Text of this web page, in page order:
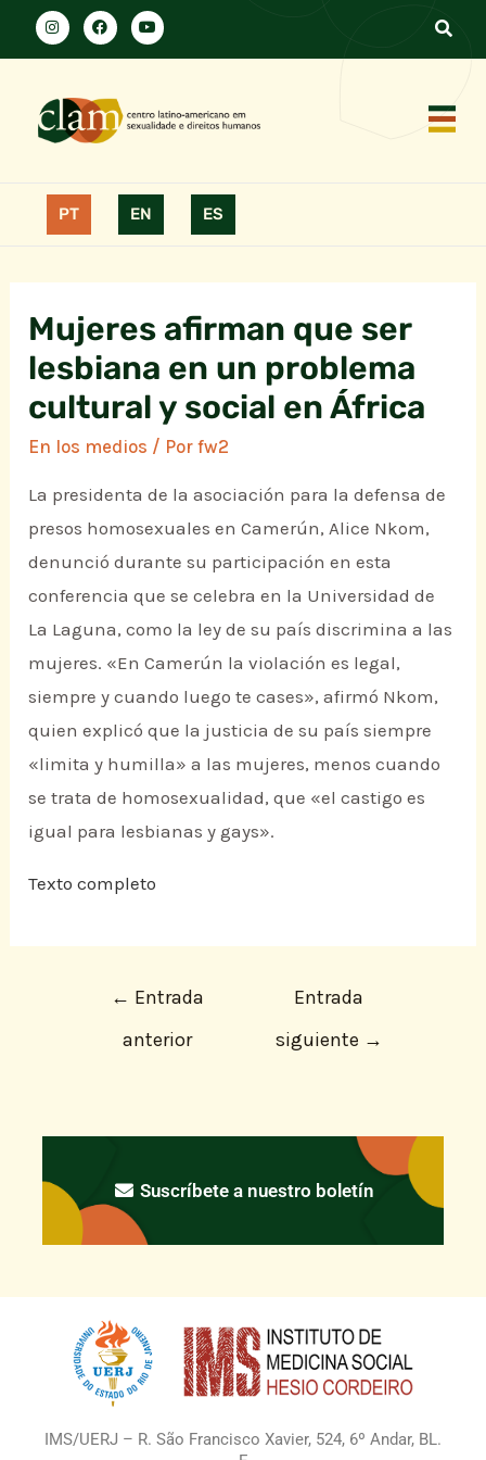
PT EN ES
Mujeres afirman que ser
lesbiana en un problema
cultural y social en África
En los medios / Porfw2
La presidenta de la asociación para la defensa de
presos homosexuales en Camerún, Alice Nkom,
denunció durante su participación en esta
conferencia que se celebra en la Universidad de
La Laguna, como la ley de su país discrimina a las
mujeres. «En Camerún la violación es legal,
siempre y cuando luego te cases», afirmó Nkom,
quien explicó que la justicia de su país siempre
«limita y humilla» a las mujeres, menos cuando
se trata de homosexualidad, que «el castigo es
igual para lesbianas y gays».
Texto completo
← Entrada
anterior
Entrada
siguiente →
Suscríbete a nuestro boletín
IMS/UERJ – R. São Francisco Xavier, 524, 6º Andar, BL.